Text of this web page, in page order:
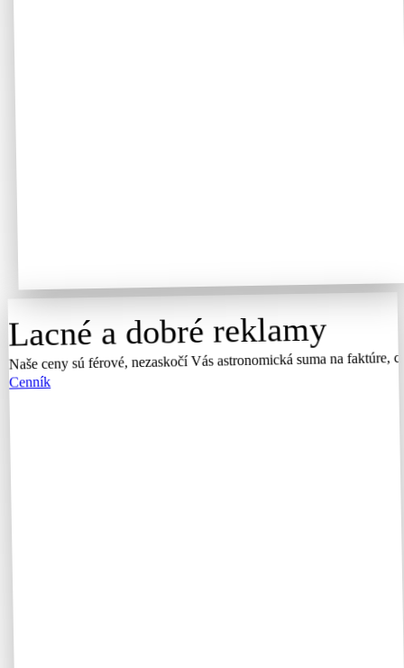
Lacné a dobré reklamy
Naše ceny sú férové, nezaskočí Vás astronomická suma na
Cenník